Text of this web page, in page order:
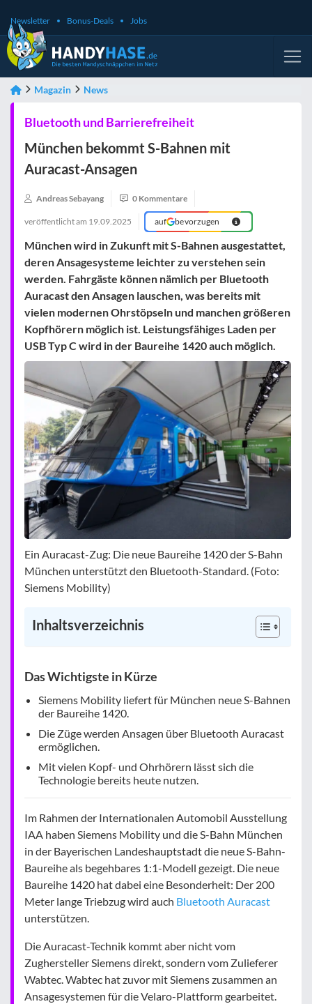
Newsletter Bonus-Deals Jobs
Magazin News
Bluetooth und Barrierefreiheit
München bekommt S-Bahnen mit
Auracast-Ansagen
Andreas Sebayang 0 Kommentare
veröffentlicht am 19.09.2025 auf bevorzugen
München wird in Zukunft mit S-Bahnen ausgestattet,
deren Ansagesysteme leichter zu verstehen sein
werden. Fahrgäste können nämlich per Bluetooth
Auracast den Ansagen lauschen, was bereits mit
vielen modernen Ohrstöpseln und manchen größeren
Kopfhörern möglich ist. Leistungsfähiges Laden per
USB Typ C wird in der Baureihe 1420 auch möglich.
Ein Auracast-Zug: Die neue Baureihe 1420 der S-Bahn
München unterstützt den Bluetooth-Standard. (Foto:
Siemens Mobility)
Inhaltsverzeichnis
Das Wichtigste in Kürze
Siemens Mobility liefert für München neue S-Bahnen
der Baureihe 1420.
Die Züge werden Ansagen über Bluetooth Auracast
ermöglichen.
Mit vielen Kopf- und Ohrhörern lässt sich die
Technologie bereits heute nutzen.
Im Rahmen der Internationalen Automobil Ausstellung
IAA haben Siemens Mobility und die S-Bahn München
in der Bayerischen Landeshauptstadt die neue S-Bahn-
Baureihe als begehbares 1:1-Modell gezeigt. Die neue
Baureihe 1420 hat dabei eine Besonderheit: Der 200
Meter lange Triebzug wird auch Bluetooth Auracast
unterstützen.
Die Auracast-Technik kommt aber nicht vom
Zughersteller Siemens direkt, sondern vom Zulieferer
Wabtec. Wabtec hat zuvor mit Siemens zusammen an
Ansagesystemen für die Velaro-Plattform gearbeitet.